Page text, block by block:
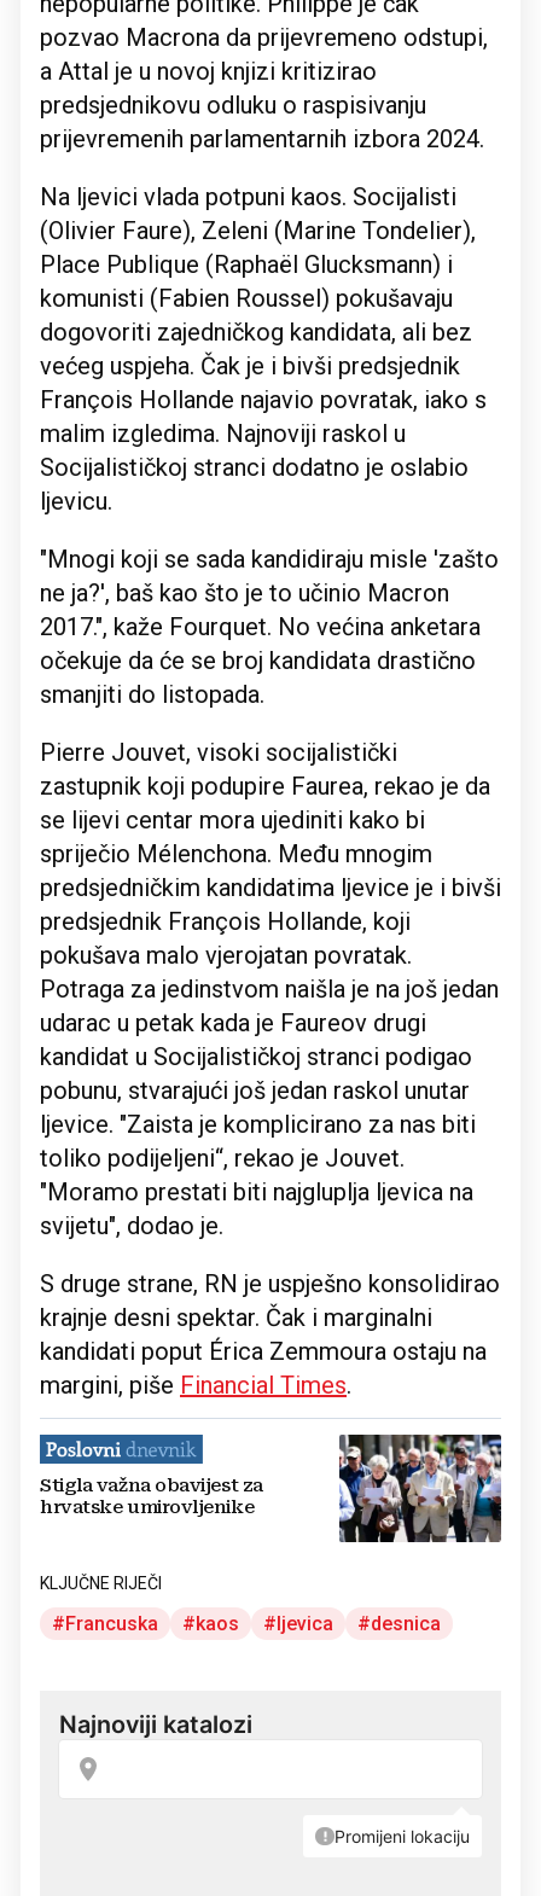
pozvao Macrona da prijevremeno odstupi,
a Attal je u novoj knjizi kritizirao
predsjednikovu odluku o raspisivanju
prijevremenih parlamentarnih izbora 2024.
Na ljevici vlada potpuni kaos. Socijalisti
(Olivier Faure), Zeleni (Marine Tondelier),
Place Publique (Raphaël Glucksmann) i
komunisti (Fabien Roussel) pokušavaju
dogovoriti zajedničkog kandidata, ali bez
većeg uspjeha. Čak je i bivši predsjednik
François Hollande najavio povratak, iako s
malim izgledima. Najnoviji raskol u
Socijalističkoj stranci dodatno je oslabio
ljevicu.
"Mnogi koji se sada kandidiraju misle 'zašto
ne ja?', baš kao što je to učinio Macron
2017.", kaže Fourquet. No većina anketara
očekuje da će se broj kandidata drastično
smanjiti do listopada.
Pierre Jouvet, visoki socijalistički
zastupnik koji podupire Faurea, rekao je da
se lijevi centar mora ujediniti kako bi
spriječio Mélenchona. Među mnogim
predsjedničkim kandidatima ljevice je i bivši
predsjednik François Hollande, koji
pokušava malo vjerojatan povratak.
Potraga za jedinstvom naišla je na još jedan
udarac u petak kada je Faureov drugi
kandidat u Socijalističkoj stranci podigao
pobunu, stvarajući još jedan raskol unutar
ljevice. "Zaista je komplicirano za nas biti
toliko podijeljeni“, rekao je Jouvet.
"Moramo prestati biti najgluplja ljevica na
svijetu", dodao je.
S druge strane, RN je uspješno konsolidirao
krajnje desni spektar. Čak i marginalni
kandidati poput Érica Zemmoura ostaju na
margini, piše Financial Times.
Stigla važna obavijest za
hrvatske umirovljenike
KLJUČNE RIJEČI
Francuska kaos ljevica desnica